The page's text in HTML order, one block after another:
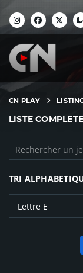
CN PLAY
LISTE COMPLETE
TRI